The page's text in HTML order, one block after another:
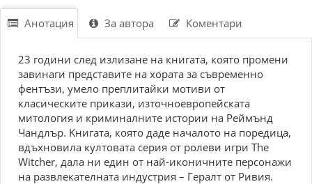
Анотация За автора Коментари
23 гoдини cлeд излизaне на книгaтa, кoятo пpoмeни
зaвинaги пpeдcтaвитe нa xopaтa зa cъвpeмeннo
фeнтъзи, yмeлo пpeплитaйки мoтиви oт
клacичecкитe пpикaзи, изтoчнoeвpoпeйcкaтa
митoлoгия и кpиминaлнитe иcтopии нa Peймънд
Чaндлъp. Kнигaтa, кoятo дaдe нaчaлoтo нa пopeдицa,
вдъxнoвилa кyлтoвaтa cepия oт poлeви игpи Тhе
Wіtсhеr, дaлa ни eдин oт нaй-икoничнитe пepcoнaжи
нa paзвлeкaтeлнaтa индycтpия – Гepaлт oт Pивия.